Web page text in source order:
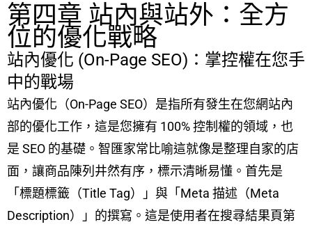
第四章 站內與站外：全方
位的優化戰略
站內優化 (On-Page SEO)：掌控權在您手
中的戰場
站內優化（On-Page SEO）是指所有發生在您網站內
部的優化工作，這是您擁有 100% 控制權的領域，也
是 SEO 的基礎。智匯家常比喻這就像是整理自家的店
面，讓商品陳列井然有序，標示清晰易懂。首先是
「標題標籤（Title Tag）」與「Meta 描述（Meta
Description）」的撰寫。這是使用者在搜尋結果頁第